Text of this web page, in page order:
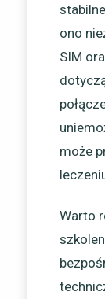
ono
SIM
może
Warto